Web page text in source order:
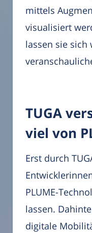
mittels
visualisiert
lassen sie sich
TUGA
viel von
Erst durch
PLUME-
lassen.
digitale